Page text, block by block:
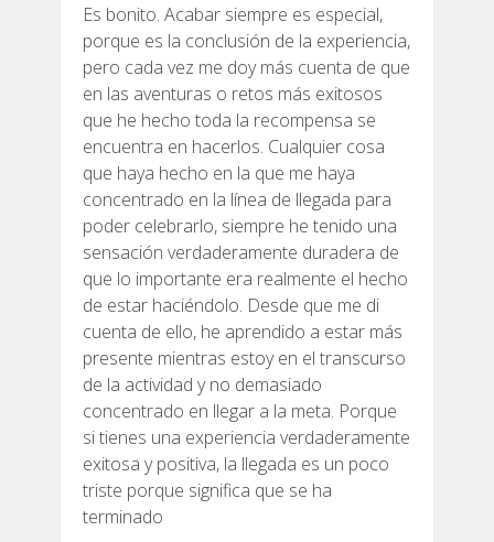
Es bonito. Acabar siempre es especial,
porque es la conclusión de la experiencia,
pero cada vez me doy más cuenta de que
en las aventuras o retos más exitosos
que he hecho toda la recompensa se
encuentra en hacerlos. Cualquier cosa
que haya hecho en la que me haya
concentrado en la línea de llegada para
poder celebrarlo, siempre he tenido una
sensación verdaderamente duradera de
que lo importante era realmente el hecho
de estar haciéndolo. Desde que me di
cuenta de ello, he aprendido a estar más
presente mientras estoy en el transcurso
de la actividad y no demasiado
concentrado en llegar a la meta. Porque
si tienes una experiencia verdaderamente
exitosa y positiva, la llegada es un poco
triste porque significa que se ha
terminado